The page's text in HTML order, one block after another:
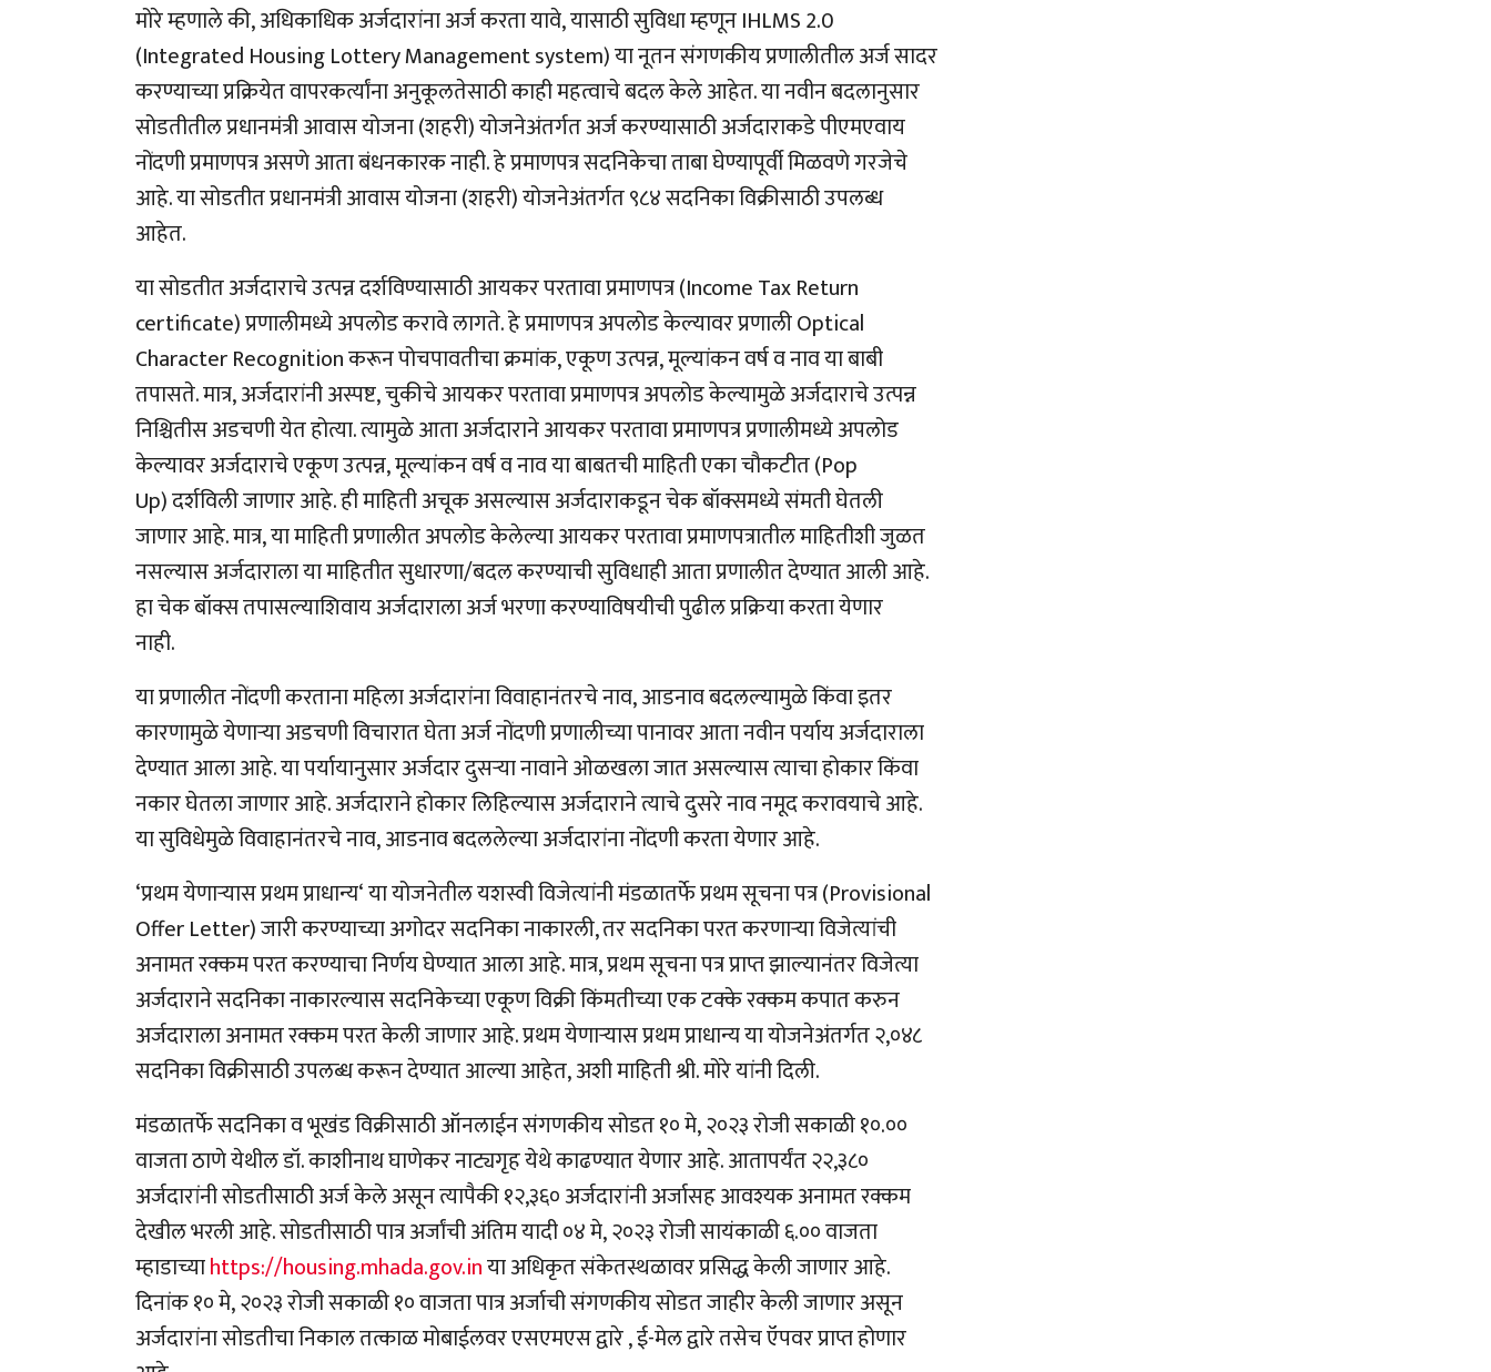
मोरे म्हणाले की,अधिकाधिक अर्जदारांना अर्ज करता यावे,यासाठी सुविधा म्हणूनIHLMS 2.0
(Integrated Housing Lottery Management system)या नूतन संगणकीय प्रणालीतील अर्ज सादर
करण्याच्या प्रक्रियेत वापरकर्त्यांना अनुकूलतेसाठी काही महत्वाचे बदल केले आहेत. या नवीन बदलानुसार
सोडतीतील प्रधानमंत्री आवास योजना (शहरी) योजनेअंतर्गत अर्ज करण्यासाठी अर्जदाराकडे पीएमएवाय
नोंदणी प्रमाणपत्र असणे आता बंधनकारक नाही. हे प्रमाणपत्र सदनिकेचा ताबा घेण्यापूर्वी मिळवणे गरजेचे
आहे. या सोडतीत प्रधानमंत्री आवास योजना (शहरी) योजनेअंतर्गत ९८४ सदनिका विक्रीसाठी उपलब्ध
आहेत.
या सोडतीत अर्जदाराचे उत्पन्न दर्शविण्यासाठी आयकर परतावा प्रमाणपत्र (Income Tax Return
certificate)प्रणालीमध्ये अपलोड करावे लागते. हे प्रमाणपत्र अपलोड केल्यावर प्रणालीOptical
Character Recognitionकरून पोचपावतीचा क्रमांक,एकूण उत्पन्न,मूल्यांकन वर्ष व नाव या बाबी
तपासते. मात्र,अर्जदारांनी अस्पष्ट,चुकीचे आयकर परतावा प्रमाणपत्र अपलोड केल्यामुळे अर्जदाराचे उत्पन्न
निश्चितीस अडचणी येत होत्या. त्यामुळे आता अर्जदाराने आयकर परतावा प्रमाणपत्र प्रणालीमध्ये अपलोड
केल्यावर अर्जदाराचे एकूण उत्पन्न,मूल्यांकन वर्ष व नाव या बाबतची माहिती एका चौकटीत (Pop
Up)दर्शविली जाणार आहे. ही माहिती अचूक असल्यास अर्जदाराकडून चेक बॉक्समध्ये संमती घेतली
जाणार आहे. मात्र,या माहिती प्रणालीत अपलोड केलेल्या आयकर परतावा प्रमाणपत्रातील माहितीशी जुळत
नसल्यास अर्जदाराला या माहितीत सुधारणा/बदल करण्याची सुविधाही आता प्रणालीत देण्यात आली आहे.
हा चेक बॉक्स तपासल्याशिवाय अर्जदाराला अर्ज भरणा करण्याविषयीची पुढील प्रक्रिया करता येणार
नाही.
या प्रणालीत नोंदणी करताना महिला अर्जदारांना विवाहानंतरचे नाव,आडनाव बदलल्यामुळे किंवा इतर
कारणामुळे येणाऱ्याअडचणी विचारात घेता अर्ज नोंदणी प्रणालीच्या पानावर आता नवीन पर्याय अर्जदाराला
देण्यात आला आहे. या पर्यायानुसार अर्जदार दुसऱ्यानावाने ओळखला जात असल्यास त्याचा होकार किंवा
नकार घेतला जाणार आहे. अर्जदाराने होकार लिहिल्यास अर्जदाराने त्याचे दुसरे नाव नमूद करावयाचे आहे.
या सुविधेमुळे विवाहानंतरचे नाव,आडनाव बदललेल्या अर्जदारांना नोंदणी करता येणार आहे.
‘प्रथम येणाऱ्यास प्रथम प्राधान्य‘या योजनेतील यशस्वी विजेत्यांनी मंडळातर्फे प्रथम सूचना पत्र (Provisional
Offer Letter)जारी करण्याच्या अगोदर सदनिका नाकारली, तर सदनिका परत करणार्‍या विजेत्यांची
अनामत रक्कम परत करण्याचा निर्णय घेण्यात आला आहे. मात्र,प्रथम सूचना पत्र प्राप्त झाल्यानंतर विजेत्या
अर्जदाराने सदनिका नाकारल्यास सदनिकेच्या एकूण विक्री किंमतीच्या एक टक्के रक्कम कपात करुन
अर्जदाराला अनामत रक्कम परत केली जाणार आहे. प्रथम येणाऱ्यास प्रथम प्राधान्य या योजनेअंतर्गत २,०४८
सदनिका विक्रीसाठी उपलब्ध करून देण्यात आल्या आहेत,अशी माहिती श्री. मोरे यांनी दिली.
मंडळातर्फे सदनिका व भूखंड विक्रीसाठी ऑनलाईन संगणकीय सोडत १० मे,२०२३ रोजी सकाळी १०.००
वाजता ठाणे येथील डॉ. काशीनाथ घाणेकर नाट्यगृह येथे काढण्यात येणार आहे. आतापर्यंत २२,३८०
अर्जदारांनी सोडतीसाठी अर्ज केले असून त्यापैकी १२,३६० अर्जदारांनी अर्जासह आवश्यक अनामत रक्कम
देखील भरली आहे. सोडतीसाठी पात्र अर्जांची अंतिम यादी ०४ मे,२०२३ रोजी सायंकाळी ६.०० वाजता
म्हाडाच्याhttps://housing.mhada.gov.inया अधिकृत संकेतस्थळावर प्रसिद्ध केली जाणार आहे.
दिनांक १० मे,२०२३ रोजी सकाळी १० वाजता पात्र अर्जाची संगणकीय सोडत जाहीर केली जाणार असून
अर्जदारांना सोडतीचा निकाल तत्काळ मोबाईलवर एसएमएस द्वारे,ई-मेल द्वारे तसेच ऍपवर प्राप्त होणार